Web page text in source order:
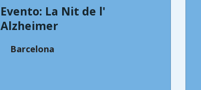
Evento: La Nit de l'
Alzheimer
Barcelona